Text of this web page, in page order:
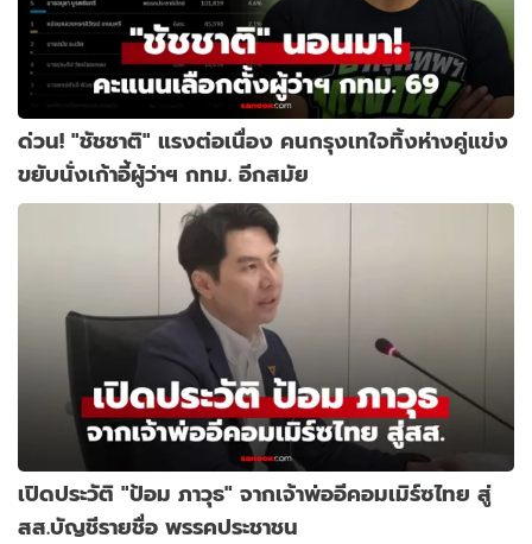
ด่วน! "ชัชชาติ" แรงต่อเนื่อง คนกรุงเทใจทิ้งห่างคู่แข่ง
ขยับนั่งเก้าอี้ผู้ว่าฯ กทม. อีกสมัย
เปิดประวัติ "ป้อม ภาวุธ" จากเจ้าพ่ออีคอมเมิร์ซไทย สู่
สส.บัญชีรายชื่อ พรรคประชาชน